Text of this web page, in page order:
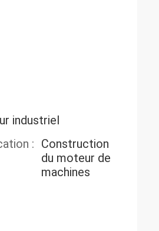
industriel
: Construction
du moteur de
machines